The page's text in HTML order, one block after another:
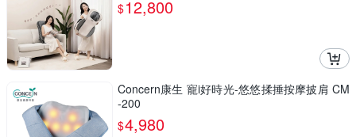
$12,800
Concern康生 寵i好時光-悠悠揉捶按摩披肩 CM
-200
$4,980